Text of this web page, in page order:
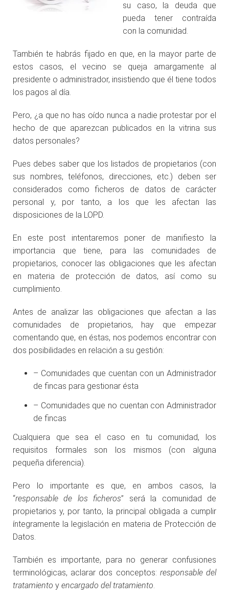
su caso, la deuda que
pueda tener contraída
con la comunidad.
También te habrás fijado en que, en la mayor parte de
estos casos, el vecino se queja amargamente al
presidente o administrador, insistiendo que él tiene todos
los pagos al día.
Pero, ¿a que no has oído nunca a nadie protestar por el
hecho de que aparezcan publicados en la vitrina sus
datos personales?
Pues debes saber que los listados de propietarios (con
sus nombres, teléfonos, direcciones, etc.) deben ser
considerados como ficheros de datos de carácter
personal y, por tanto, a los que les afectan las
disposiciones de la LOPD.
En este post intentaremos poner de manifiesto la
importancia que tiene, para las comunidades de
propietarios, conocer las obligaciones que les afectan
en materia de protección de datos, así como su
cumplimiento.
Antes de analizar las obligaciones que afectan a las
comunidades de propietarios, hay que empezar
comentando que, en éstas, nos podemos encontrar con
dos posibilidades en relación a su gestión:
– Comunidades que cuentan con un Administrador
de fincas para gestionar ésta
– Comunidades que no cuentan con Administrador
de fincas
Cualquiera que sea el caso en tu comunidad, los
requisitos formales son los mismos (con alguna
pequeña diferencia).
Pero lo importante es que, en ambos casos, la
“responsable de los ficheros” será la comunidad de
propietarios y, por tanto, la principal obligada a cumplir
íntegramente la legislación en materia de Protección de
Datos.
También es importante, para no generar confusiones
terminológicas, aclarar dos conceptos: responsable del
tratamiento y encargado del tratamiento.